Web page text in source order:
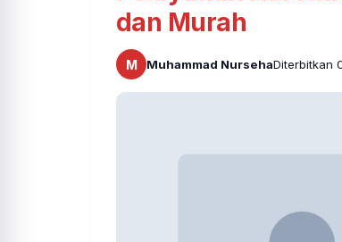
dan Murah
M Muhammad NursehaDiterbitkan